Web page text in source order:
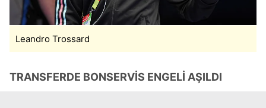
Leandro Trossard
TRANSFERDE BONSERVİS ENGELİ AŞILDI